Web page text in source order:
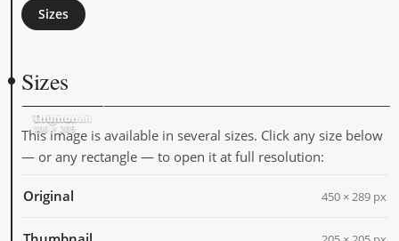
Sizes
Sizes
Original
450 × 289
Thumbnail
205 × 205
This image is available in several sizes. Click any size below
— or any rectangle — to open it at full resolution:
Original 450 × 289 px